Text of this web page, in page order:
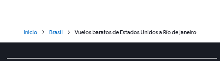
Inicio Brasil Vuelos baratos de Estados Unidos a Río de Janeiro